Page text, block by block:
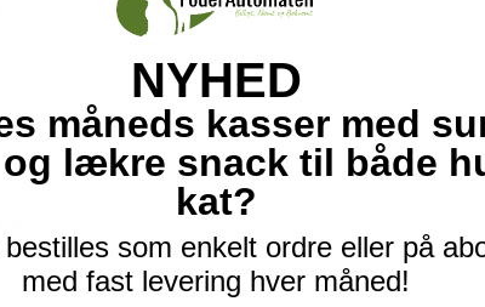
NYHED
måneds kasser med
lækre snack til både
kat?
som enkelt ordre eller på
med fast levering hver måned!